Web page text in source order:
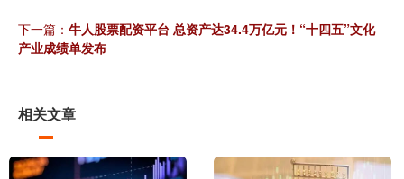
下一篇： 牛人股票配资平台 总资产达34.4万亿元！“十四五”文化
产业成绩单发布
相关文章